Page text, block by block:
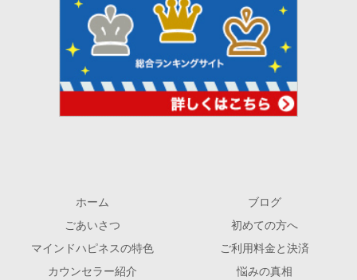
ホーム
ブログ
ごあいさつ
初めての方へ
マインドハピネスの特色
ご利用料金と決済
カウンセラー紹介
悩みの真相